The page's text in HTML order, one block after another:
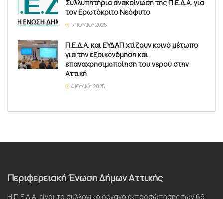
Συλλυπητήρια ανακοίνωση της Π.Ε.Δ.Α. για
τον Ερωτόκριτο Νεόφυτο
14 ΙΟΥΛΊΟΥ 2025
Π.Ε.Δ.Α. και ΕΥΔΑΠ χτίζουν κοινό μέτωπο
για την εξοικονόμηση και
επαναχρησιμοποίηση του νερού στην
Αττική
4 ΙΟΥΛΊΟΥ 2025
Περιφερειακή Ένωση Δήμων Αττικής
Η Π.Ε.Δ.Α. είναι το συλλογικό όργανο εκπροσώπησης των 66